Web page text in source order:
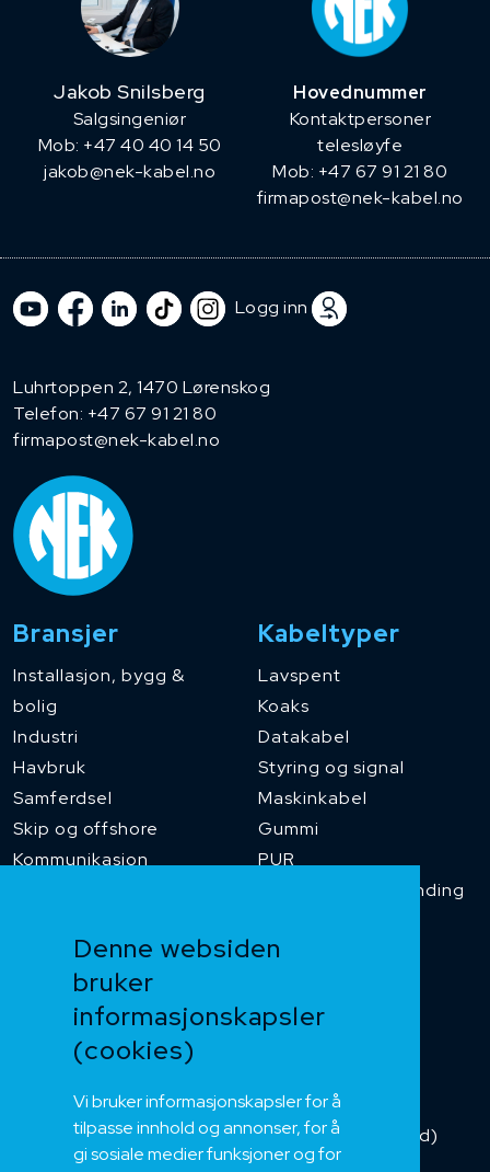
Denne websiden
bruker
informasjonskapsler
(cookies)
Vi bruker informasjonskapsler for å
tilpasse innhold og annonser, for å
gi sosiale medier funksjoner og for
Jakob Snilsberg
​Salgsingeniør
Mob: +47 40 40 14 50
jakob@nek-kabel.no
Hovednummer
Kontaktpersoner
telesløyfe
Mob: +47 67 91 21 80
firmapost@nek-kabel.no
Logg inn
Luhrtoppen 2, 1470 Lørenskog
Telefon: +47 67 91 21 80
firmapost@nek-kabel.no
Bransjer
Installasjon, bygg &
bolig
Industri
Havbruk
Samferdsel
Skip og offshore
Kommunikasjon
Kabeltyper
Lavspent
Koaks
Datakabel
Styring og signal
Maskinkabel
Gummi
PUR
Temperaturbestanding
Heis og kran
Kategorikabel
Installasjonskabel
Kombikabel (Hybrid)
DNV sertifisert